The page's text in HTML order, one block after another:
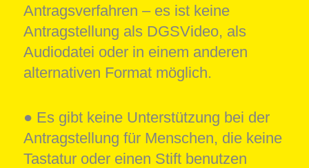
Antragsverfahren – es ist keine
Antragstellung als DGSVideo, als
Audiodatei oder in einem anderen
alternativen Format möglich.
● Es gibt keine Unterstützung bei der
Antragstellung für Menschen, die keine
Tastatur oder einen Stift benutzen